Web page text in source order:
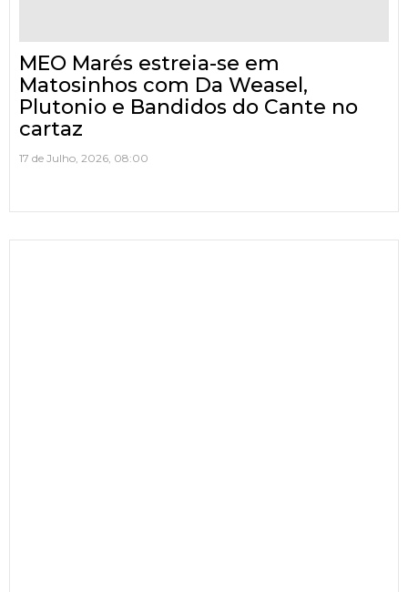
MEO Marés estreia-se em
Matosinhos com Da Weasel,
Plutonio e Bandidos do Cante no
cartaz
17 de Julho, 2026, 08:00